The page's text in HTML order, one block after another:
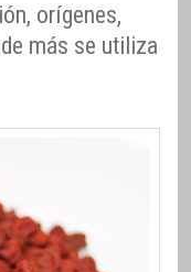
orígenes,
más se utiliza